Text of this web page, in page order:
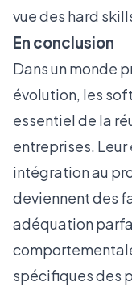
vue des hard
En conclusion
Dans un monde
évolution, les
essentiel de la
entreprises.
intégration au
deviennent des
adéquation
spécifiques des